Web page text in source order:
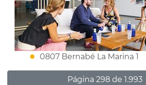
0807 Bernabé La Marina 1
Página 298 de 1.993